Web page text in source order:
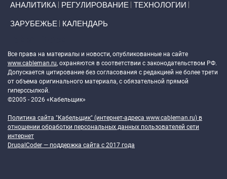
АНАЛИТИКА РЕГУЛИРОВАНИЕ ТЕХНОЛОГИИ
ЗАРУБЕЖЬЕ КАЛЕНДАРЬ
Все права на материалы и новости, опубликованные на сайте
www.cableman.ru, охраняются в соответствии с законодательством РФ.
Допускается цитирование без согласования с редакцией не более трети
от объема оригинального материала, с обязательной прямой
гиперссылкой.
©2005 - 2026 «Кабельщик»
Политика сайта "Кабельщик" (интернет-адреса www.cableman.ru) в
отношении обработки персональных данных пользователей сети
интернет
DrupalCoder — поддержка сайта c 2017 года